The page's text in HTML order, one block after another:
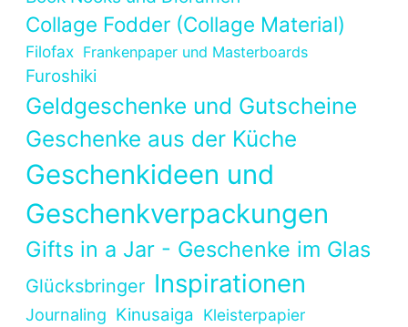
Collage Fodder (Collage Material)
Filofax Frankenpaper und Masterboards
Furoshiki
Geldgeschenke und Gutscheine
Geschenke aus der Küche
Geschenkideen und
Geschenkverpackungen
Gifts in a Jar - Geschenke im Glas
Glücksbringer Inspirationen
Journaling Kinusaiga Kleisterpapier